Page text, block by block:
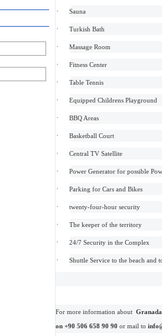
· Sauna
· Turkish Bath
· Massage Room
· Fitness Center
· Table Tennis
· Equipped Childrens Playground
· BBQ Areas
· Basketball Court
· Central TV Satellite
· Power Generator for possible
· Parking for Cars and Bikes
· twenty-four-hour security
· The keeper of the territory
· 24/7 Security in the Complex
· Shuttle Service to the beach and
For more information about
on +90 506 658 90 90 or mail to